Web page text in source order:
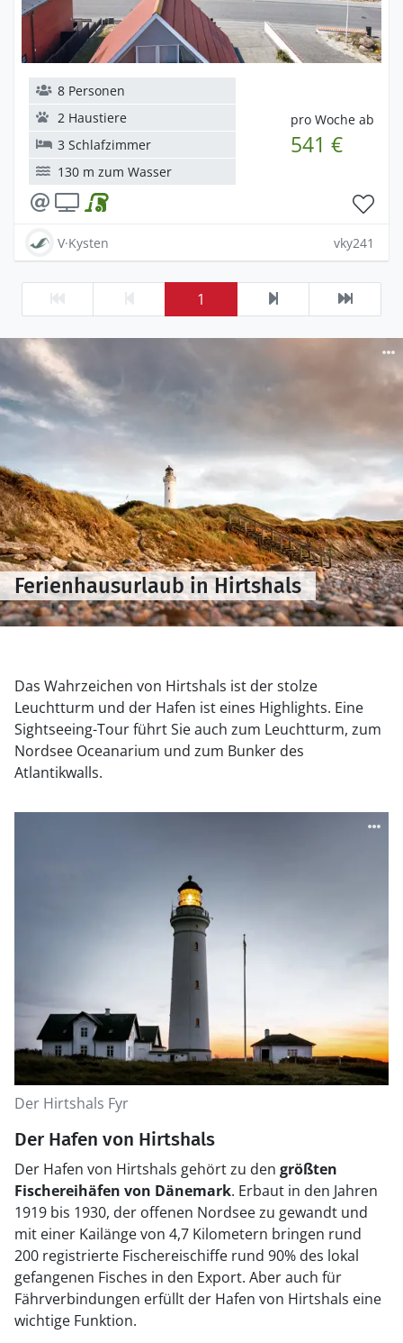
pro Woche ab
541 €
8 Personen
2 Haustiere
3 Schlafzimmer
130 m zum Wasser
V·Kysten vky241
1
Ferienhausurlaub in Hirtshals
Das Wahrzeichen von Hirtshals ist der stolze
Leuchtturm und der Hafen ist eines Highlights. Eine
Sightseeing-Tour führt Sie auch zum Leuchtturm, zum
Nordsee Oceanarium und zum Bunker des
Atlantikwalls.
Der Hirtshals Fyr
Der Hafen von Hirtshals
Der Hafen von Hirtshals gehört zu den größten
Fischereihäfen von Dänemark. Erbaut in den Jahren
1919 bis 1930, der offenen Nordsee zu gewandt und
mit einer Kailänge von 4,7 Kilometern bringen rund
200 registrierte Fischereischiffe rund 90% des lokal
gefangenen Fisches in den Export. Aber auch für
Fährverbindungen erfüllt der Hafen von Hirtshals eine
wichtige Funktion.